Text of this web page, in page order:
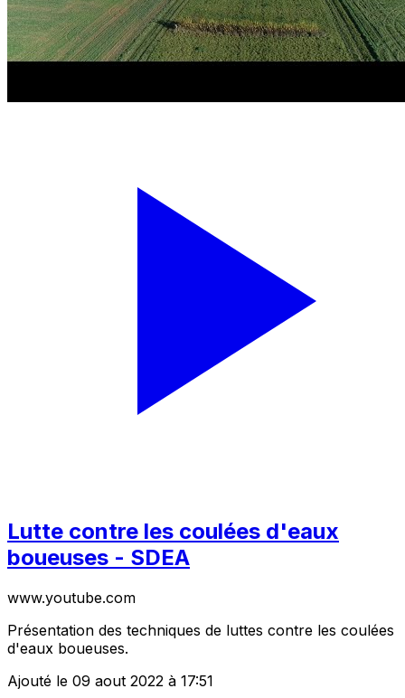
Lutte contre les coulées d'eaux
boueuses - SDEA
www.youtube.com
Présentation des techniques de luttes contre les coulées
d'eaux boueuses.
Ajouté le 09 aout 2022 à 17:51